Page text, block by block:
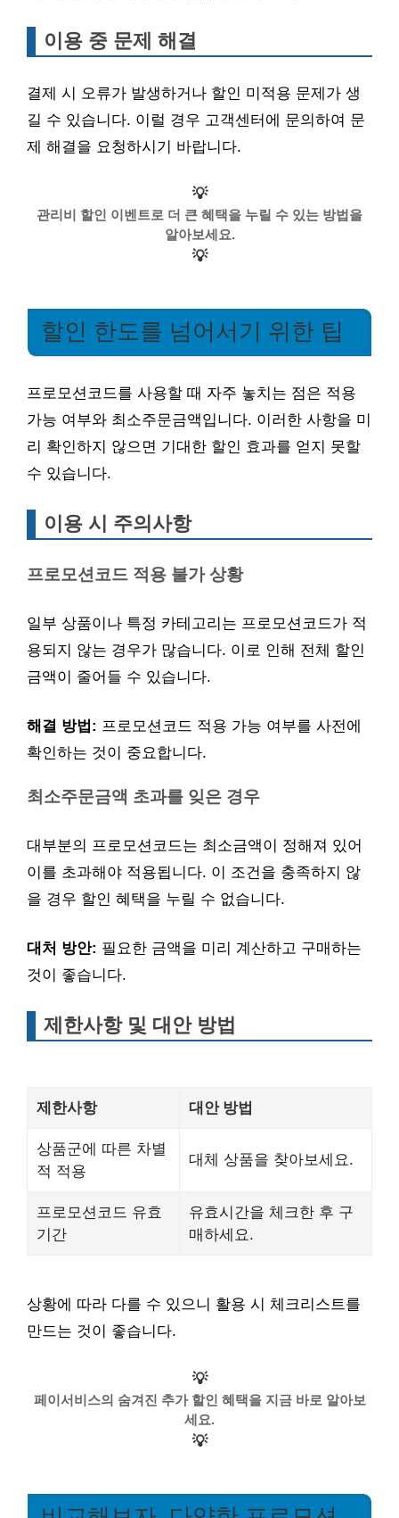
이용 중 문제 해결
결제 시 오류가 발생하거나 할인 미적용 문제가 생
길 수 있습니다. 이럴 경우 고객센터에 문의하여 문
제 해결을 요청하시기 바랍니다.
💡
관리비 할인 이벤트로 더 큰 혜택을 누릴 수 있는 방법을
알아보세요.
💡
할인 한도를 넘어서기 위한 팁
프로모션코드를 사용할 때 자주 놓치는 점은 적용
가능 여부와 최소주문금액입니다. 이러한 사항을 미
리 확인하지 않으면 기대한 할인 효과를 얻지 못할
수 있습니다.
이용 시 주의사항
프로모션코드 적용 불가 상황
일부 상품이나 특정 카테고리는 프로모션코드가 적
용되지 않는 경우가 많습니다. 이로 인해 전체 할인
금액이 줄어들 수 있습니다.
해결 방법: 프로모션코드 적용 가능 여부를 사전에
확인하는 것이 중요합니다.
최소주문금액 초과를 잊은 경우
대부분의 프로모션코드는 최소금액이 정해져 있어
이를 초과해야 적용됩니다. 이 조건을 충족하지 않
을 경우 할인 혜택을 누릴 수 없습니다.
대처 방안: 필요한 금액을 미리 계산하고 구매하는
것이 좋습니다.
제한사항 및 대안 방법
제한사항 대안 방법
상품군에 따른 차별
적 적용
대체 상품을 찾아보세요.
프로모션코드 유효
기간
유효시간을 체크한 후 구
매하세요.
상황에 따라 다를 수 있으니 활용 시 체크리스트를
만드는 것이 좋습니다.
💡
페이서비스의 숨겨진 추가 할인 혜택을 지금 바로 알아보
세요.
💡